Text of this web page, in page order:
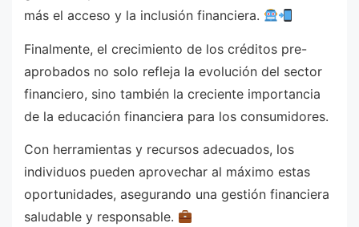
más el acceso y la inclusión financiera.
Finalmente, el crecimiento de los créditos pre-
aprobados no solo refleja la evolución del sector
financiero, sino también la creciente importancia
de la educación financiera para los consumidores.
Con herramientas y recursos adecuados, los
individuos pueden aprovechar al máximo estas
oportunidades, asegurando una gestión financiera
saludable y responsable.